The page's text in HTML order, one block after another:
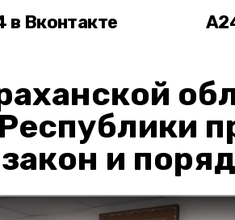
в Вконтакте
и